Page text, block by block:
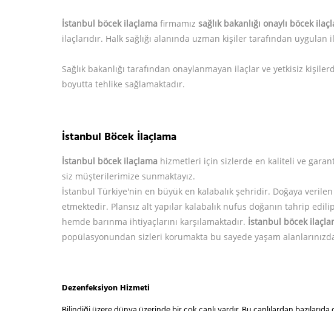
İstanbul böcek ilaçlama firmamız sağlık bakanlığı onaylı böcek
ilaçlarıdır. Halk sağlığı alanında uzman kişiler tarafından
Sağlık bakanlığı tarafından onaylanmayan ilaçlar ve yetkisiz
boyutta tehlike sağlamaktadır.
İstanbul Böcek İlaçlama
İstanbul böcek ilaçlama hizmetleri için sizlerde en kaliteli ve
siz müşterilerimize sunmaktayız.
İstanbul Türkiye'nin en büyük en kalabalık şehridir. Doğaya
etmektedir. Plansız alt yapılar kalabalık nufus doğanın tahrip
hemde barınma ihtiyaçlarını karşılamaktadır. İstanbul böcek
popülasyonundan sizleri korumakta bu sayede yaşam
Dezenfeksiyon Hizmeti